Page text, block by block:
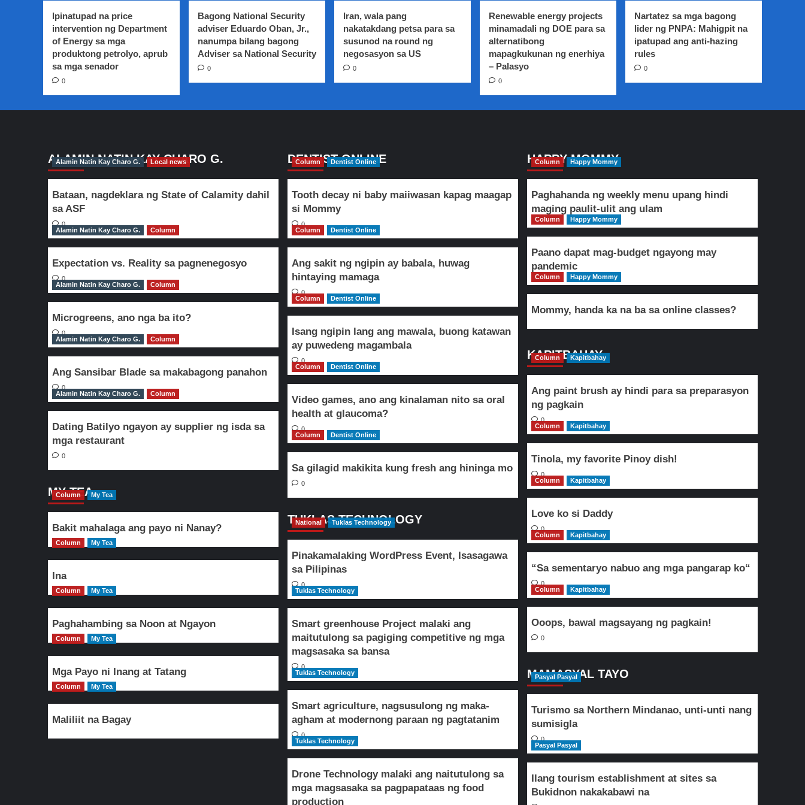
NPA
at
manugang
ng
isang
sa
DOJ
Ipinatupad na price
intervention ng Department
of Energy sa mga
produktong petrolyo, aprub
sa mga senador
0
Bagong National Security
adviser Eduardo Oban, Jr.,
nanumpa bilang bagong
Adviser sa National Security
0
Iran, wala pang
nakatakdang petsa para sa
susunod na round ng
negosasyon sa US
0
Renewable energy projects
minamadali ng DOE para sa
alternatibong
mapagkukunan ng enerhiya
– Palasyo
0
Nartatez sa mga bagong
lider ng PNPA: Mahigpit na
ipatupad ang anti-hazing
rules
0
ALAMIN NATIN KAY CHARO G.
Alamin Natin Kay Charo G. Local news
Bataan, nagdeklara ng State of Calamity dahil
sa ASF
0
Alamin Natin Kay Charo G.
Column
Expectation vs. Reality sa pagnenegosyo
0
Alamin Natin Kay Charo G.
Column
Microgreens, ano nga ba ito?
0
Alamin Natin Kay Charo G.
Column
Ang Sansibar Blade sa makabagong panahon
0
Alamin Natin Kay Charo G.
Column
Dating Batilyo ngayon ay supplier ng isda sa
mga restaurant
0
MY TEA
Column My Tea
Bakit mahalaga ang payo ni Nanay?
Column My Tea
Ina
Column My Tea
Paghahambing sa Noon at Ngayon
Column My Tea
Mga Payo ni Inang at Tatang
Column My Tea
Maliliit na Bagay
DENTIST ONLINE
Column Dentist Online
Tooth decay ni baby maiiwasan kapag maagap
si Mommy
0
Column
Dentist Online
Ang sakit ng ngipin ay babala, huwag
hintaying mamaga
0
Column
Dentist Online
Isang ngipin lang ang mawala, buong katawan
ay puwedeng magambala
0
Column
Dentist Online
Video games, ano ang kinalaman nito sa oral
health at glaucoma?
0
Column
Dentist Online
Sa gilagid makikita kung fresh ang hininga mo
0
TUKLAS TECHNOLOGY
National Tuklas Technology
Pinakamalaking WordPress Event, Isasagawa
sa Pilipinas
0
Tuklas Technology
Smart greenhouse Project malaki ang
maitutulong sa pagiging competitive ng mga
magsasaka sa bansa
0
Tuklas Technology
Smart agriculture, nagsusulong ng maka-
agham at modernong paraan ng pagtatanim
0
Tuklas Technology
Drone Technology malaki ang naitutulong sa
mga magsasaka sa pagpapataas ng food
production
HAPPY MOMMY
Column Happy Mommy
Paghahanda ng weekly menu upang hindi
maging paulit-ulit ang ulam
Column Happy Mommy
Paano dapat mag-budget ngayong may
pandemic
Column Happy Mommy
Mommy, handa ka na ba sa online classes?
KAPITBAHAY
Column Kapitbahay
Ang paint brush ay hindi para sa preparasyon
ng pagkain
0
Column
Kapitbahay
Tinola, my favorite Pinoy dish!
0
Column
Kapitbahay
Love ko si Daddy
0
Column
Kapitbahay
“Sa sementaryo nabuo ang mga pangarap ko“
0
Column
Kapitbahay
Ooops, bawal magsayang ng pagkain!
0
MAMASYAL TAYO
Pasyal Pasyal
Turismo sa Northern Mindanao, unti-unti nang
sumisigla
0
Pasyal Pasyal
Ilang tourism establishment at sites sa
Bukidnon nakakabawi na